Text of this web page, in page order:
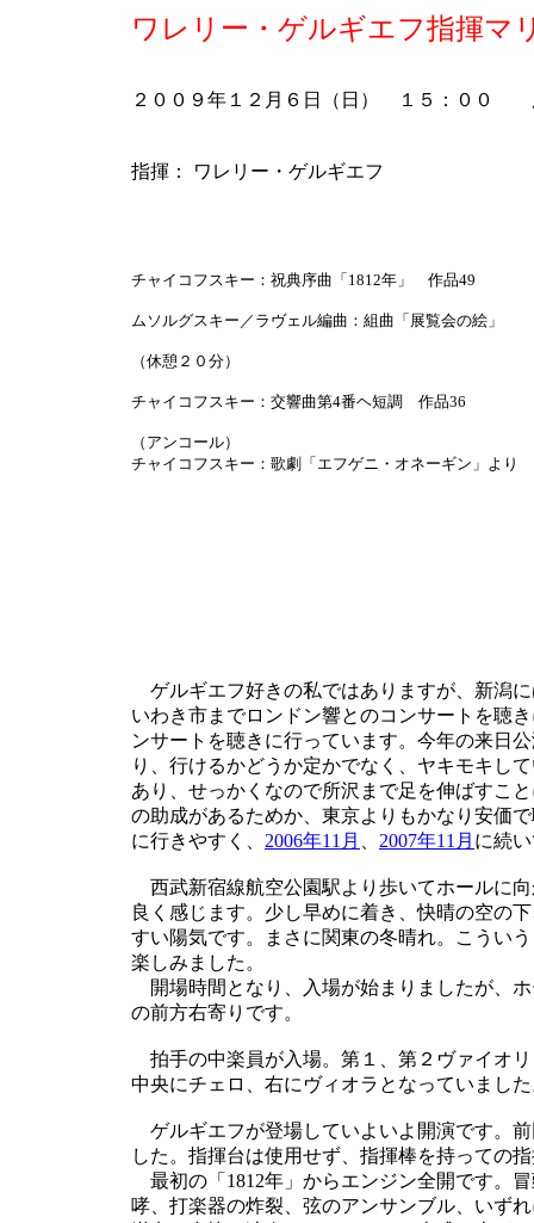
ワレリー・ゲルギエフ指揮マ
２００９年１２月６日（日） １５：００
指揮： ワレリー・ゲルギエフ
チャイコフスキー：祝典序曲「1812年」 作品49
ムソルグスキー／ラヴェル編曲：組曲「展覧会の絵」
（休憩２０分）
チャイコフスキー：交響曲第4番ヘ短調 作品36
（アンコール）
チャイコフスキー：歌劇「エフゲニ・オネーギン」より
ゲルギエフ好きの私ではありますが、新潟
いわき市までロンドン響とのコンサートを聴
ンサートを聴きに行っています。今年の来日
り、行けるかどうか定かでなく、ヤキモキし
あり、せっかくなので所沢まで足を伸ばすこ
の助成があるためか、東京よりもかなり安価
に行きやすく、 2006年11月 2007年11月 に続
西武新宿線航空公園駅より歩いてホールに
良く感じます。少し早めに着き、快晴の空の
すい陽気です。まさに関東の冬晴れ。こうい
楽しみました。
開場時間となり、入場が始まりましたが、
の前方右寄りです。
拍手の中楽員が入場。第１、第２ヴァイオ
中央にチェロ、右にヴィオラとなっていまし
ゲルギエフが登場していよいよ開演です。
した。指揮台は使用せず、指揮棒を持っての
最初の「1812年」からエンジン全開です。
哮、打楽器の炸裂、弦のアンサンブル、いず